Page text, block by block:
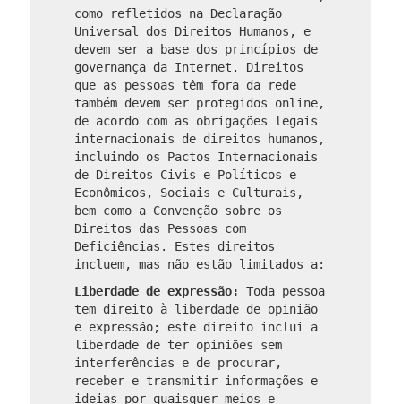
como refletidos na Declaração
Universal dos Direitos Humanos, e
devem ser a base dos princípios de
governança da Internet. Direitos
que as pessoas têm fora da rede
também devem ser protegidos online,
de acordo com as obrigações legais
internacionais de direitos humanos,
incluindo os Pactos Internacionais
de Direitos Civis e Políticos e
Econômicos, Sociais e Culturais,
bem como a Convenção sobre os
Direitos das Pessoas com
Deficiências. Estes direitos
incluem, mas não estão limitados a:
Liberdade de expressão:
Toda pessoa
tem direito à liberdade de opinião
e expressão; este direito inclui a
liberdade de ter opiniões sem
interferências e de procurar,
receber e transmitir informações e
ideias por quaisquer meios e